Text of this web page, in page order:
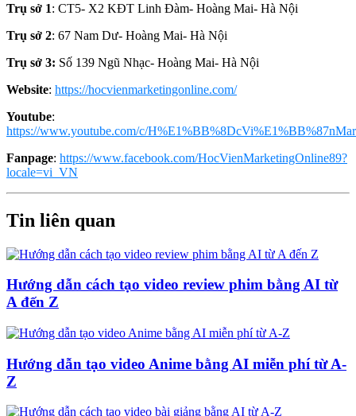
Trụ sở 1: CT5- X2 KĐT Linh Đàm- Hoàng Mai- Hà Nội
Trụ sở 2: 67 Nam Dư- Hoàng Mai- Hà Nội
Trụ sở 3: Số 139 Ngũ Nhạc- Hoàng Mai- Hà Nội
Website: https://hocvienmarketingonline.com/
Youtube:
https://www.youtube.com/c/
Fanpage: https://www.facebook.com/HocVienMarketingOnline89?
locale=vi_VN
Tin liên quan
Hướng dẫn cách tạo video review phim bằng AI từ
A đến Z
Hướng dẫn tạo video Anime bằng AI miễn phí từ A-
Z